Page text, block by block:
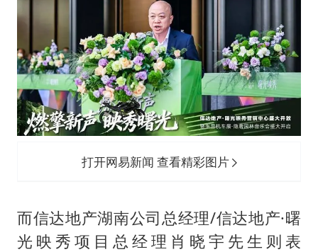
打开网易新闻 查看精彩图片
而信达地产湖南公司总经理/信达地产·曙
光映秀项目总经理肖晓宇先生则表